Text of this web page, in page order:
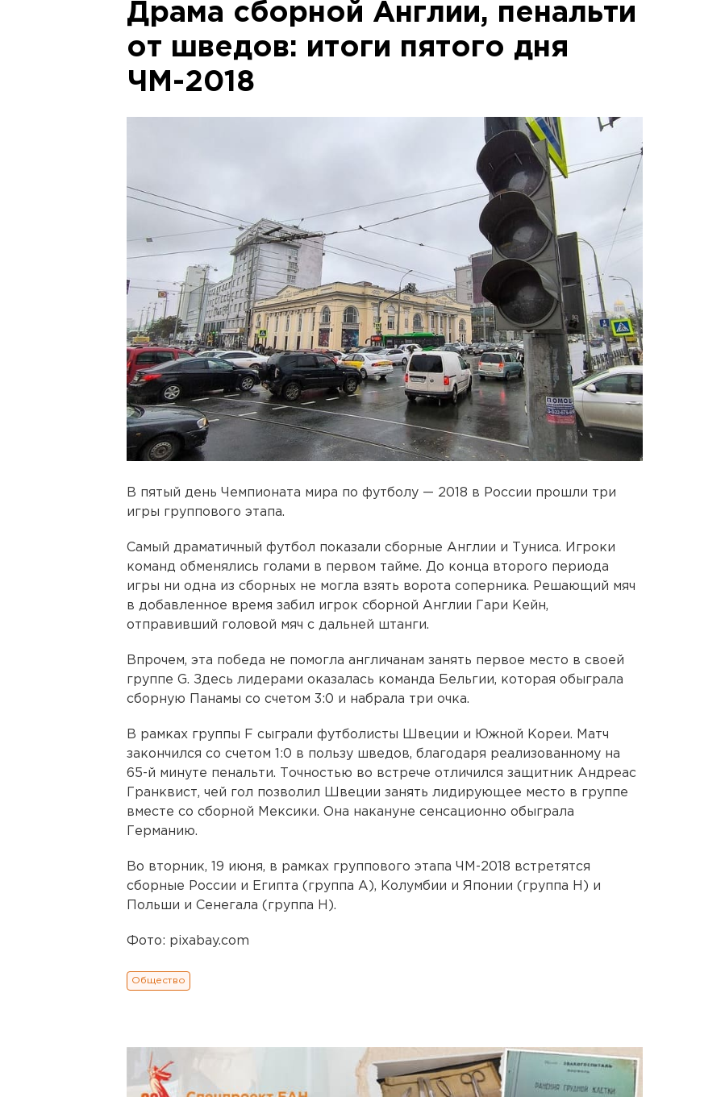
Драма сборной Англии, пенальти
от шведов: итоги пятого дня
ЧМ-2018
В пятый день Чемпионата мира по футболу — 2018 в России прошли три
игры группового этапа.
Самый драматичный футбол показали сборные Англии и Туниса. Игроки
команд обменялись голами в первом тайме. До конца второго периода
игры ни одна из сборных не могла взять ворота соперника. Решающий мяч
в добавленное время забил игрок сборной Англии Гари Кейн,
отправивший головой мяч с дальней штанги.
Впрочем, эта победа не помогла англичанам занять первое место в своей
группе G. Здесь лидерами оказалась команда Бельгии, которая обыграла
сборную Панамы со счетом 3:0 и набрала три очка.
В рамках группы F сыграли футболисты Швеции и Южной Кореи. Матч
закончился со счетом 1:0 в пользу шведов, благодаря реализованному на
65-й минуте пенальти. Точностью во встрече отличился защитник Андреас
Гранквист, чей гол позволил Швеции занять лидирующее место в группе
вместе со сборной Мексики. Она накануне сенсационно обыграла
Германию.
Во вторник, 19 июня, в рамках группового этапа ЧМ-2018 встретятся
сборные России и Египта (группа A), Колумбии и Японии (группа Н) и
Польши и Сенегала (группа Н).
Фото: pixabay.com
Общество